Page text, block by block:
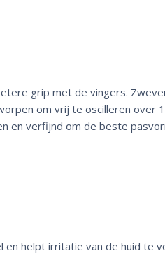
grip met de vingers.
om vrij te oscilleren over
en verfijnd om de beste
helpt irritatie van de huid te